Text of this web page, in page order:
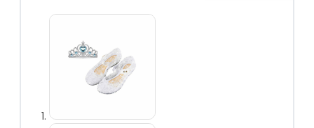
vlechten
Prinsessen
handschoenen
toverstaf